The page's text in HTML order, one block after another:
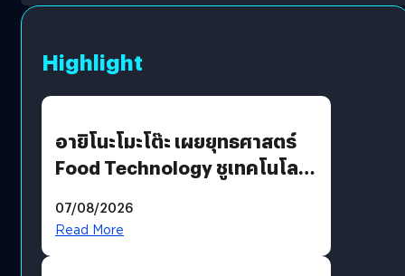
Highlight
อายิโนะโมะโต๊ะ เผยยุทธศาสตร์
Food Technology ชูเทคโนโลยี
บริโภคและ B2B
07/08/2026
Read More